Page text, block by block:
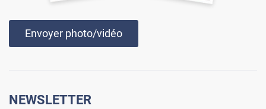
Envoyer photo/vidéo
NEWSLETTER